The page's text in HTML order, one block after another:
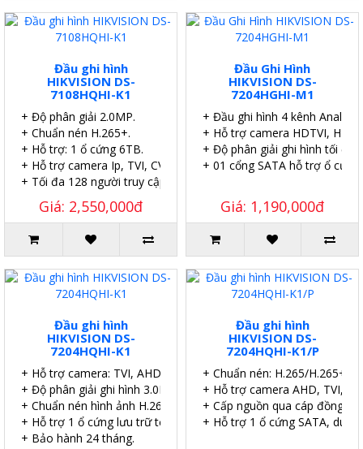
Đầu ghi hình
HIKVISION DS-
7108HQHI-K1
+ Độ phân giải 2.0MP.
+ Chuẩn nén H.265+.
+ Hỗ trợ: 1 ổ cứng 6TB.
+ Hỗ trợ camera Ip, TVI, CVI, AHD
+ Tối đa 128 người truy cập.
Giá: 2,550,000đ
Đầu Ghi Hình
HIKVISION DS-
7204HGHI-M1
+ Đầu ghi hình 4 kênh Analog
+ Hỗ trợ camera HDTVI,
+ Độ phân giải ghi hình tối đa
+ 01 cổng SATA hỗ trợ ổ
Giá: 1,190,000đ
Đầu ghi hình
HIKVISION DS-
7204HQHI-K1
+ Hỗ trợ camera: TVI, AHD, Analog, CVI, IP
+ Độ phân giải ghi hình 3.0MP
+ Chuẩn nén hình ảnh H.265+
+ Hỗ trợ 1 ổ cứng lưu trữ tối đa 6TB.
+ Bảo hành 24 tháng.
Đầu ghi hình
HIKVISION DS-
7204HQHI-K1/P
+ Chuẩn nén: H.265/H.265+.
+ Hỗ trợ camera AHD, TVI,
+ Cấp nguồn qua cáp đồng
+ Hỗ trợ 1 ổ cứng SATA,